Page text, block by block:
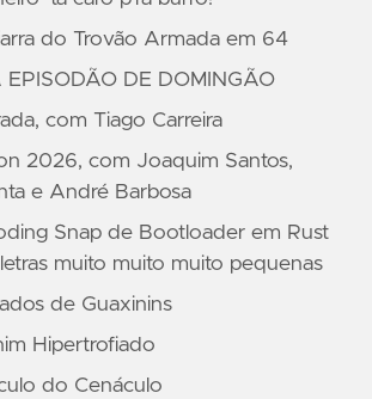
do Trovão Armada em 64
EPISODÃO DE DOMINGÃO
com Tiago Carreira
2026, com Joaquim Santos,
e André Barbosa
Snap de Bootloader em Rust
muito muito muito pequenas
de Guaxinins
Hipertrofiado
do Cenáculo